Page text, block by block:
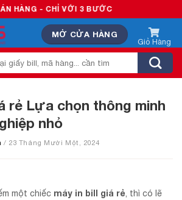
- CHỈ VỚI 3 BƯỚC
MỞ CỬA HÀNG
rẻ Lựa chọn thông minh
nhỏ
/ 23 Tháng Mười Một, 2024
một chiếc máy in bill giá rẻ , thì có lẽ